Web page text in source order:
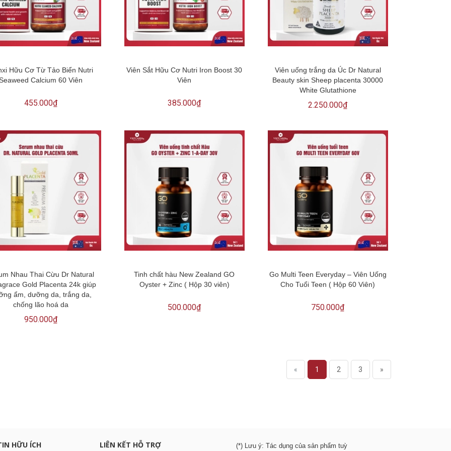
Hữu Cơ Từ Tảo Biển Nutri
Calcium 60 Viên
455.000₫
Viên Sắt Hữu Cơ Nutri Iron Boost 30
Viên
385.000₫
Viên uống trắng da Úc Dr Natural
Beauty skin Sheep placenta 30000
White Glutathione
2.250.000₫
Nhau Thai Cừu Dr Natural
Gold Placenta 24k giúp
ẩm, dưỡng da, trắng da,
chống lão hoá da
950.000₫
Tinh chất hàu New Zealand GO
Oyster + Zinc ( Hộp 30 viên)
500.000₫
Go Multi Teen Everyday – Viên Uống
Cho Tuổi Teen ( Hộp 60 Viên)
750.000₫
« 1 2 3 »
HỮU ÍCH LIÊN KẾT HỖ TRỢ (*) Lưu ý: Tác dụng của sản phẩm tuỳ